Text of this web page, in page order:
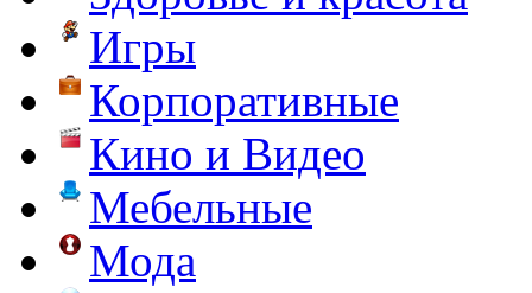
Игры
Корпоративные
Кино и Видео
Мебельные
Мода